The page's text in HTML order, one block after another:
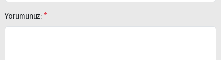
Yorumunuz: *